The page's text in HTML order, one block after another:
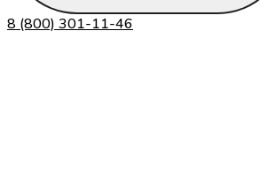
8 (800) 301-11-46